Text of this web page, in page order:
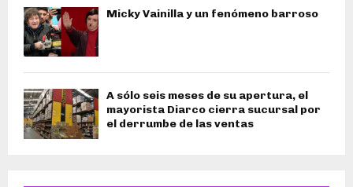
Micky Vainilla y un fenómeno barroso
A sólo seis meses de su apertura, el
mayorista Diarco cierra sucursal por
el derrumbe de las ventas